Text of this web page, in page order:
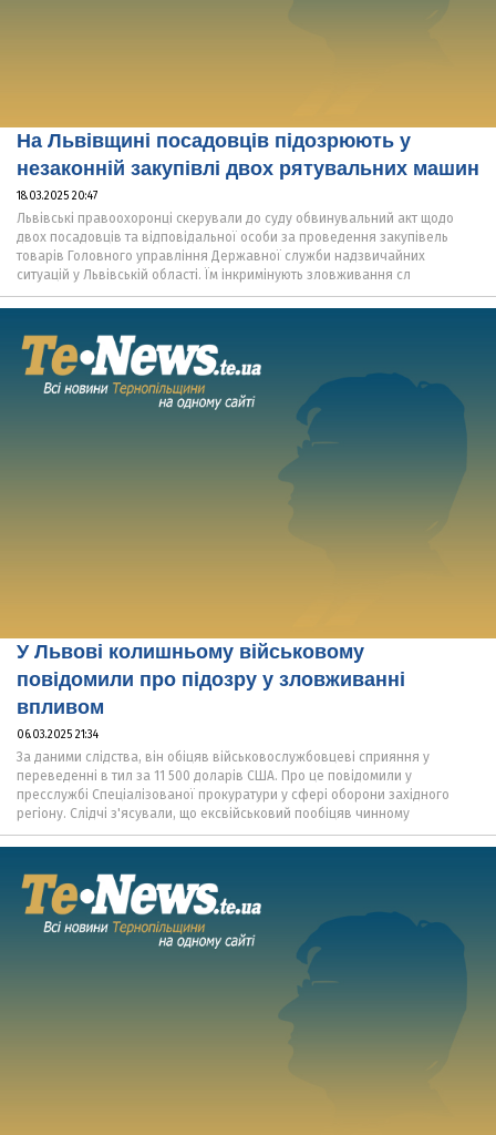
На Львівщині посадовців підозрюють у
незаконній закупівлі двох рятувальних машин
18.03.2025 20:47
Львівські правоохоронці скерували до суду обвинувальний акт щодо
двох посадовців та відповідальної особи за проведення закупівель
товарів Головного управління Державної служби надзвичайних
ситуацій у Львівській області. Їм інкримінують зловживання сл
У Львові колишньому військовому
повідомили про підозру у зловживанні
впливом
06.03.2025 21:34
За даними слідства, він обіцяв військовослужбовцеві сприяння у
переведенні в тил за 11 500 доларів США. Про це повідомили у
пресслужбі Спеціалізованої прокуратури у сфері оборони західного
регіону. Слідчі з'ясували, що ексвійськовий пообіцяв чинному